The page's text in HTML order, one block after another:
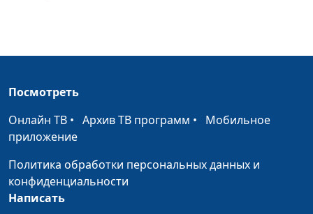
психолог, семейный
Мужчины и слезы
Людмила Верлан,
Ревность и любовь
Посмотреть
Онлайн ТВ • Архив ТВ программ • Мобильное
приложение
Политика обработки персональных данных и
конфиденциальности
Написать